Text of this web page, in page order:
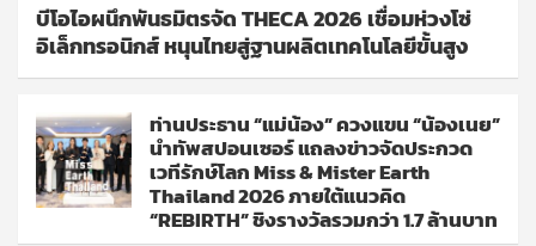
บีโอไอผนึกพันธมิตรจัด THECA 2026 เชื่อมห่วงโซ่
อิเล็กทรอนิกส์ หนุนไทยสู่ฐานผลิตเทคโนโลยีขั้นสูง
ท่านประธาน “แม่น้อง” ควงแขน “น้องเนย”
นำทัพสปอนเซอร์ แถลงข่าวจัดประกวด
เวทีรักษ์โลก Miss & Mister Earth
Thailand 2026 ภายใต้แนวคิด
“REBIRTH” ชิงรางวัลรวมกว่า 1.7 ล้านบาท